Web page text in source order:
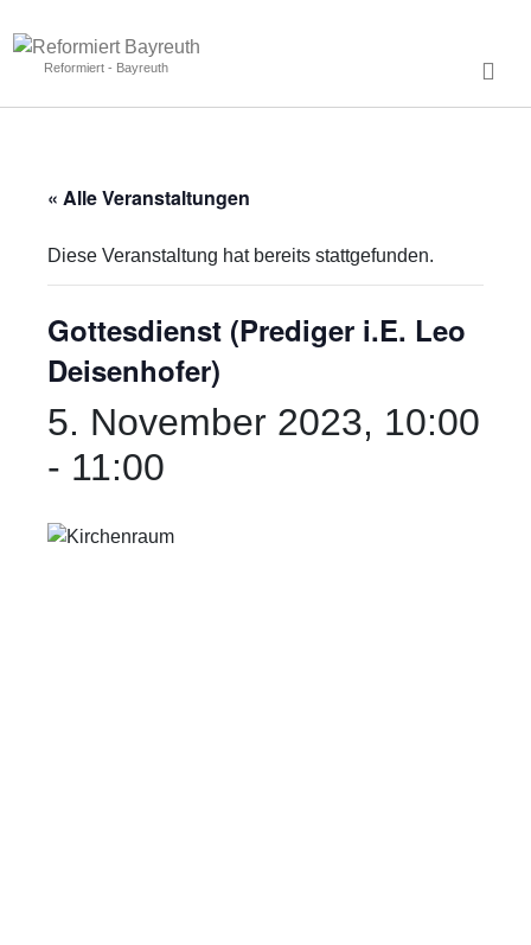
Reformiert - Bayreuth
« Alle Veranstaltungen
Diese Veranstaltung hat bereits stattgefunden.
Gottesdienst (Prediger i.E. Leo
Deisenhofer)
5. November 2023, 10:00
- 11:00